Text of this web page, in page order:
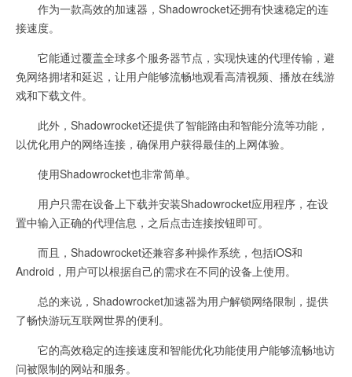
作为一款高效的加速器，Shadowrocket还拥有快速稳定的连
接速度。
它能通过覆盖全球多个服务器节点，实现快速的代理传输，避
免网络拥堵和延迟，让用户能够流畅地观看高清视频、播放在线游
戏和下载文件。
此外，Shadowrocket还提供了智能路由和智能分流等功能，
以优化用户的网络连接，确保用户获得最佳的上网体验。
使用Shadowrocket也非常简单。
用户只需在设备上下载并安装Shadowrocket应用程序，在设
置中输入正确的代理信息，之后点击连接按钮即可。
而且，Shadowrocket还兼容多种操作系统，包括iOS和
Android，用户可以根据自己的需求在不同的设备上使用。
总的来说，Shadowrocket加速器为用户解锁网络限制，提供
了畅快游玩互联网世界的便利。
它的高效稳定的连接速度和智能优化功能使用户能够流畅地访
问被限制的网站和服务。